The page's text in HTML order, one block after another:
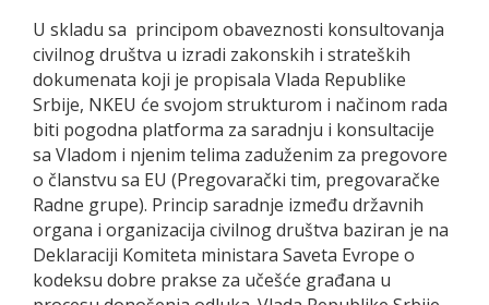
U skladu sa principom obaveznosti konsultovanja
civilnog društva u izradi zakonskih i strateških
dokumenata koji je propisala Vlada Republike
Srbije, NKEU će svojom strukturom i načinom rada
biti pogodna platforma za saradnju i konsultacije
sa Vladom i njenim telima zaduženim za pregovore
o članstvu sa EU (Pregovarački tim, pregovaračke
Radne grupe). Princip saradnje između državnih
organa i organizacija civilnog društva baziran je na
Deklaraciji Komiteta ministara Saveta Evrope o
kodeksu dobre prakse za učešće građana u